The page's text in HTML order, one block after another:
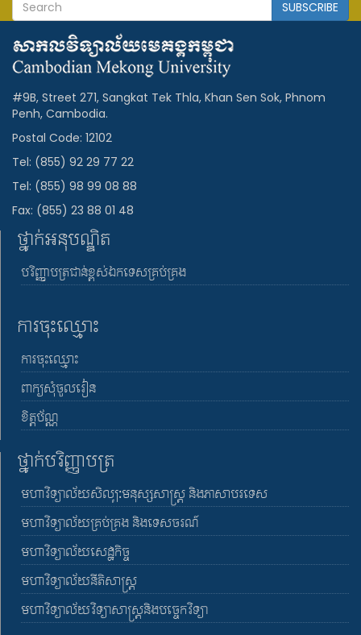
SUBSCRIBE
#9B, Street 271, Sangkat Tek Thla, Khan Sen Sok, Phnom
Penh, Cambodia.
Postal Code: 12102
Tel: (855) 92 29 77 22
Tel: (855) 98 99 08 88
Fax: (855) 23 88 01 48
ថ្នាក់អនុបណ្ឌិត
បរិញ្ញាបត្រជាន់ខ្ពស់ឯកទេសគ្រប់គ្រង
ការចុះឈ្មោះ
ការចុះឈ្មោះ
ពាក្យសុំចូលរៀន
ខិត្តប័ណ្ណ
ថ្នាក់បរិញ្ញាបត្រ
មហាវិទ្យាល័យសិល្បៈមនុស្សសាស្រ្ត និងភាសាបរទេស
មហាវិទ្យាល័យគ្រប់គ្រង និងទេសចរណ៍
មហាវិទ្យាល័យសេដ្ឋកិច្ច
មហាវិទ្យាល័យនីតិសាស្រ្ត
មហាវិទ្យាល័យវិទ្យាសាស្រ្តនិងបច្ចេកវិទ្យា